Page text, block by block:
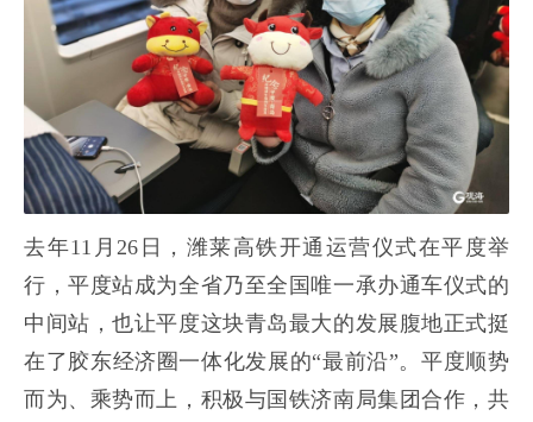
去年11月26日，潍莱高铁开通运营仪式在平度举
行，平度站成为全省乃至全国唯一承办通车仪式的
中间站，也让平度这块青岛最大的发展腹地正式挺
在了胶东经济圈一体化发展的“最前沿”。平度顺势
而为、乘势而上，积极与国铁济南局集团合作，共